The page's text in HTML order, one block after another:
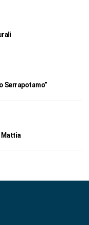
Serrapotamo”
Mattia